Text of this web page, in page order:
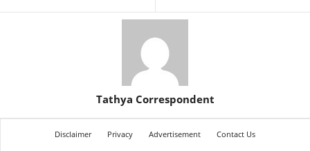
Tathya Correspondent
Disclaimer Privacy Advertisement
Contact Us